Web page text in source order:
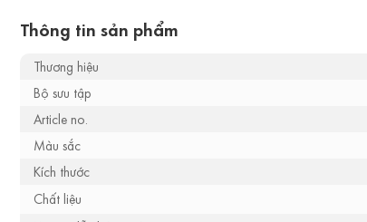
Thông tin sản phẩm
Thương hiệu
Bộ sưu tập
Article no.
Màu sắc
Kích thước
Chất liệu